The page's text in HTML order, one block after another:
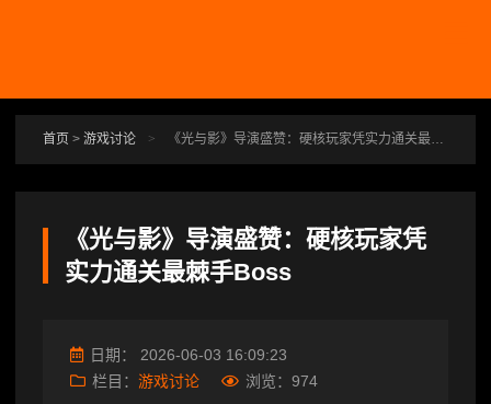
首页 > 游戏讨论 > 《光与影》导演盛赞：硬核玩家凭实力通关最棘手Boss
《光与影》导演盛赞：硬核玩家凭
实力通关最棘手Boss
日期： 2026-06-03 16:09:23
栏目： 游戏讨论 浏览： 974